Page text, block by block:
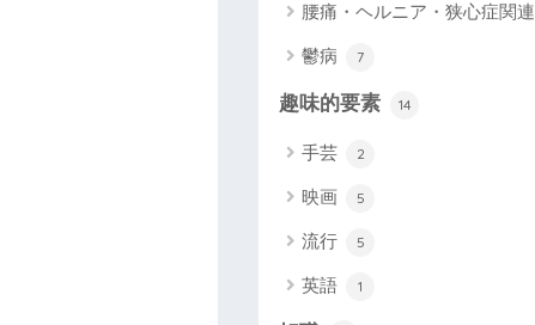
腰痛・ヘルニア・狭心症関連
鬱病 7
趣味的要素 14
手芸 2
映画 5
流行 5
英語 1